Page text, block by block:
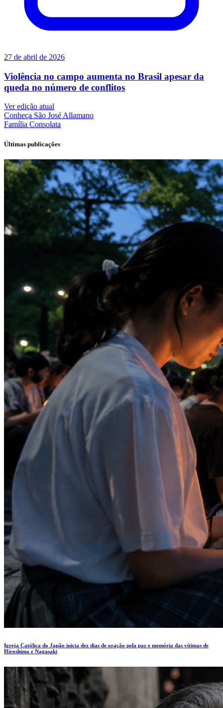
27 de abril de 2026
Violência no campo aumenta no Brasil apesar da
queda no número de conflitos
Ver edição atual
Conheça São José Allamano
Família Consolata
Últimas publicações
Igreja Católica do Japão inicia dez dias de oração pela paz e memória das vítimas de
Hiroshima e Nagasaki